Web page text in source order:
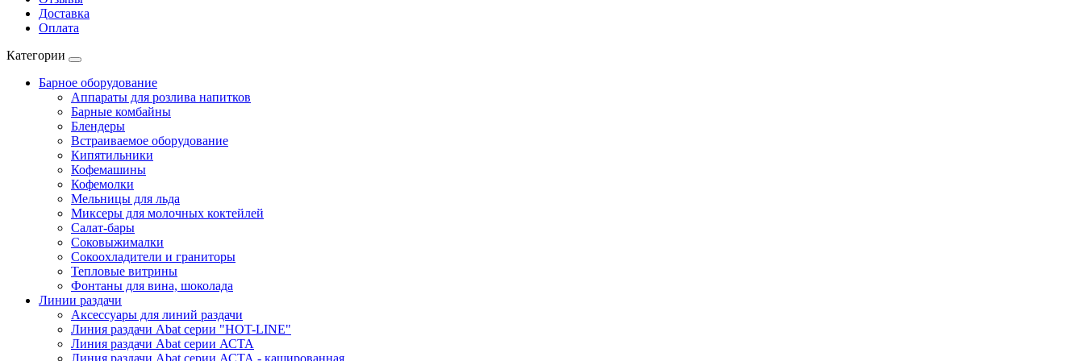
Доставка
Оплата
Категории
Барное оборудование
Аппараты для розлива напитков
Барные комбайны
Блендеры
Встраиваемое оборудование
Кипятильники
Кофемашины
Кофемолки
Мельницы для льда
Миксеры для молочных коктейлей
Салат-бары
Соковыжималки
Сокоохладители и граниторы
Тепловые витрины
Фонтаны для вина, шоколада
Линии раздачи
Аксессуары для линий раздачи
Линия раздачи Abat серии "HOT-LINE"
Линия раздачи Abat серии АСТА
Линия раздачи Abat серии АСТА - кашированная